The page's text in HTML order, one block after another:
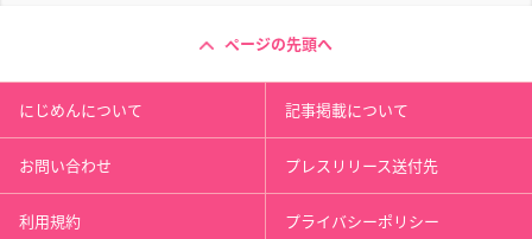
ページの先頭へ
にじめんについて 記事掲載について
お問い合わせ プレスリリース送付先
利用規約 プライバシーポリシー